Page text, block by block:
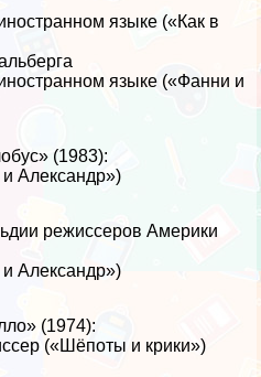
языке («Как в
языке («Фанни и
(1983):
Александр»)
режиссеров Америки
Александр»)
(1974):
(«Шёпоты и крики»)